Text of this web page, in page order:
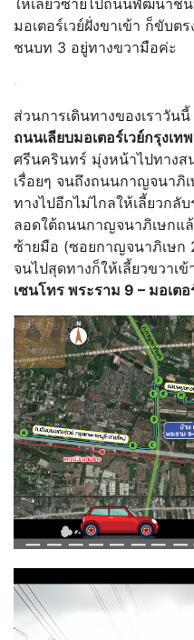
มอเตอร์เวย์ฝั่งขาเข้า ก็ขับต
ชนบท 3 อยู่ทางขวามือค่ะ
.
ส่วนการเดินทางของเราวันนี้
ถนนเลียบมอเตอร์เวย์กรุงเท
ศรีนครินทร์ มุ่งหน้าไปทาง
เรื่อยๆ จนถึงถนนกาญจนาภิ
ทางไปอีกไม่ไกลให้เลี้ยวกลั
ลอดใต้ถนนกาญจนาภิเษกแล้
ซ้ายมือ (ซอยกาญจนาภิเษก
จนไปสุดทางก็ให้เลี้ยวขวา
เซนโทร พระราม 9 – มอเตอ